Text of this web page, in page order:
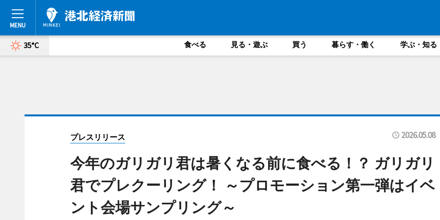
35°C 食べる 見る・遊ぶ 買う 暮らす・働く 学ぶ・知る
プレスリリース 2026.05.08
今年のガリガリ君は暑くなる前に食べる！？ ガリガリ
君でプレクーリング！ ～プロモーション第一弾はイベ
ント会場サンプリング～